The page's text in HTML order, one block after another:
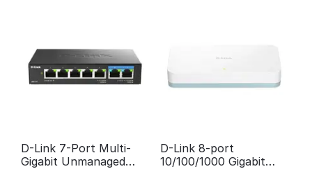
D-Link 7-Port Multi-
Gigabit Unmanaged
D-Link 8-port
10/100/1000 Gigabit